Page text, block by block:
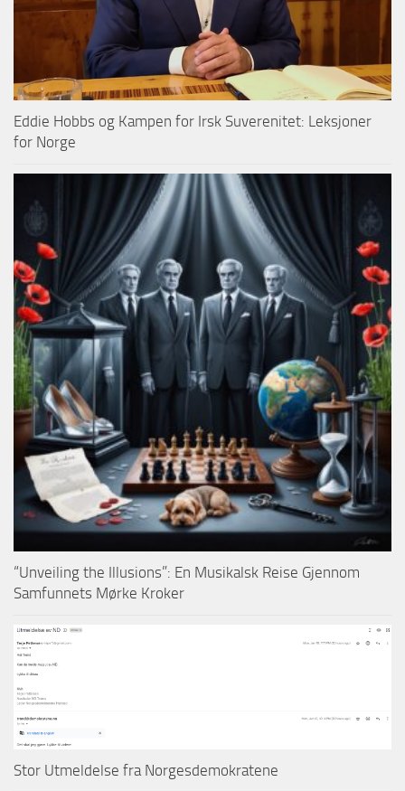
Eddie Hobbs og Kampen for Irsk Suverenitet: Leksjoner
for Norge
“Unveiling the Illusions”: En Musikalsk Reise Gjennom
Samfunnets Mørke Kroker
Stor Utmeldelse fra Norgesdemokratene